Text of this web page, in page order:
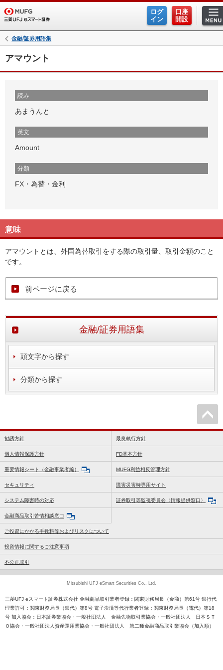
ログ
イン
口座
開設
金融/証券用語集
アマウント
読み
あまうんと
英文
Amount
分類
FX・為替・金利
意味
アマウントとは、外国為替取引をする際の取引量、取引金額のこと
です。
前ページに戻る
金融/証券用語集
頭文字から探す
分類から探す
勧誘方針 最良執行方針
個人情報保護方針 FD基本方針
重要情報シート（金融事業者編） MUFG利益相反管理方針
セキュリティ 障害災害時専用サイト
システム障害時の対応 証券取引等監視委員会〈情報提供窓口〉
金融商品取引苦情相談窓口
ご投資にかかる手数料等およびリスクについて
投資情報に関するご注意事項
不公正取引
三菱UFJ eスマート証券株式会社 金融商品取引業者登録：関東財務局長（金商）第61号 銀行代
理業許可：関東財務局長（銀代）第8号 電子決済等代行業者登録：関東財務局長（電代）第18
号 加入協会：日本証券業協会・一般社団法人 金融先物取引業協会・一般社団法人 日本ＳＴ
Ｏ協会・一般社団法人資産運用業協会・一般社団法人 第二種金融商品取引業協会（加入順）
Mitsubishi UFJ eSmart Securities Co., Ltd.